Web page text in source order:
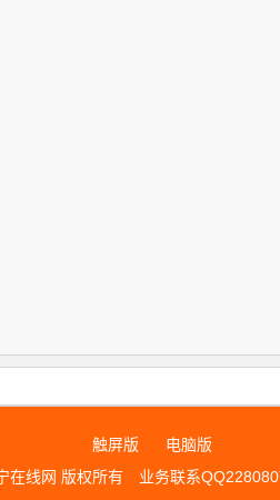
触屏版
电脑版
在线网 版权所有
业务联系